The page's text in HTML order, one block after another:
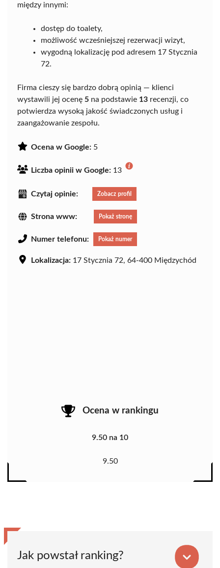
między innymi:
dostęp do toalety,
możliwość wcześniejszej rezerwacji wizyt,
wygodną lokalizację pod adresem 17 Stycznia
72.
Firma cieszy się bardzo dobrą opinią — klienci
wystawili jej ocenę 5 na podstawie 13 recenzji, co
potwierdza wysoką jakość świadczonych usług i
zaangażowanie zespołu.
Ocena w Google: 5
Liczba opinii w Google: 13
Czytaj opinie: Zobacz profil
Strona www: Pokaż stronę
Numer telefonu: Pokaż numer
Lokalizacja: 17 Stycznia 72, 64-400 Międzychód
Ocena w rankingu
9.50 na 10
9.50
Jak powstał ranking?